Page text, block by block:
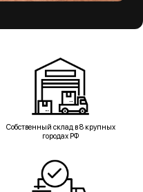
Собственный склад в 8 крупных
городах РФ